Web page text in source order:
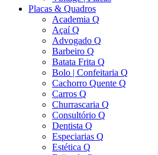
Placas & Quadros
Academia Q
Açaí Q
Advogado Q
Barbeiro Q
Batata Frita Q
Bolo | Confeitaria Q
Cachorro Quente Q
Carros Q
Churrascaria Q
Consultório Q
Dentista Q
Especiarias Q
Estética Q